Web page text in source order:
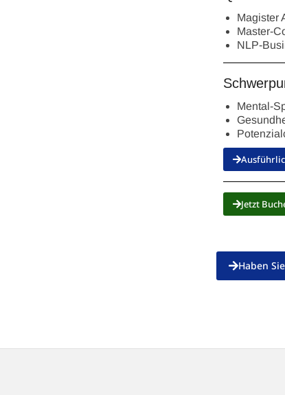
Magister
Master-
NLP-
Mental-
Jetzt
Haben